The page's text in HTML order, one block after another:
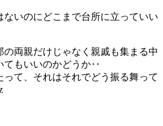
いのにどこまで台所に立っていい
の両親だけじゃなく親戚も集まる中
てもいいのかどうか‥
って、それはそれでどう振る舞って